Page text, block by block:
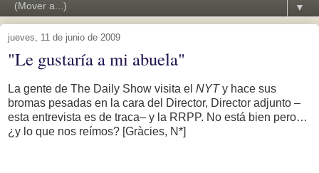
▼
jueves, 11 de junio de 2009
"Le gustaría a mi abuela"
La gente de The Daily Show visita el NYTy hace sus
bromas pesadas en la cara del Director, Director adjunto –
esta entrevista es de traca– y la RRPP. No está bien pero…
¿y lo que nos reímos? [Gràcies, N*]